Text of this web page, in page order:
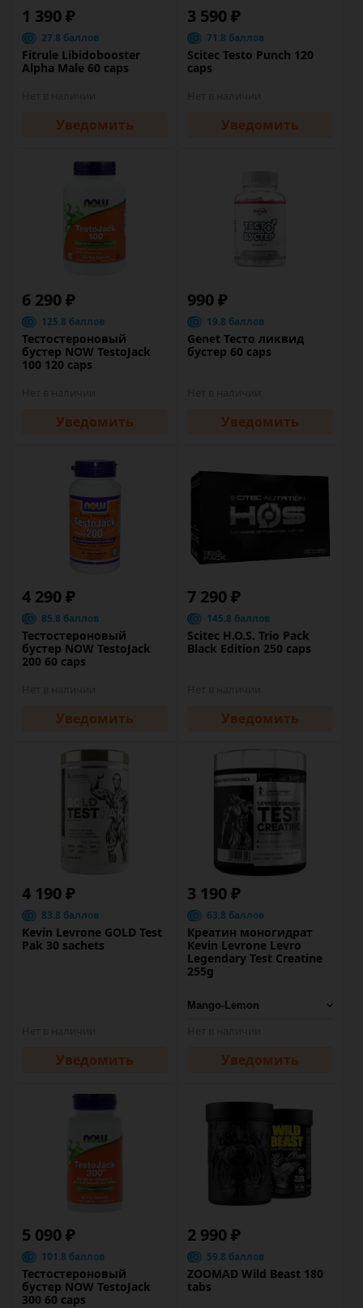
1 390 ₽
27.8 баллов
Fitrule Libidobooster
Alpha Male 60 caps
Уведомить
3 590 ₽
71.8 баллов
Scitec Testo Punch 120
caps
Уведомить
6 290 ₽
125.8 баллов
Тестостероновый
бустер NOW TestoJack
100 120 caps
Уведомить
990 ₽
19.8 баллов
Genet Тесто ликвид
бустер 60 caps
Уведомить
4 290 ₽
85.8 баллов
Тестостероновый
бустер NOW TestoJack
200 60 caps
Уведомить
7 290 ₽
145.8 баллов
Scitec H.O.S. Trio Pack
Black Edition 250 caps
Уведомить
4 190 ₽
83.8 баллов
Kevin Levrone GOLD Test
Pak 30 sachets
Уведомить
3 190 ₽
63.8 баллов
Креатин моногидрат
Kevin Levrone Levro
Legendary Test Creatine
255g
Уведомить
5 090 ₽
101.8 баллов
Тестостероновый
бустер NOW TestoJack
300 60 caps
2 990 ₽
59.8 баллов
ZOOMAD Wild Beast 180
tabs